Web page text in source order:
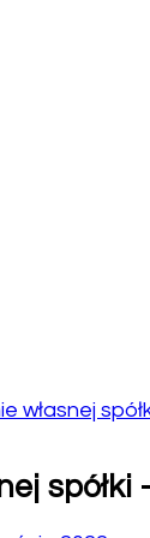
własnej